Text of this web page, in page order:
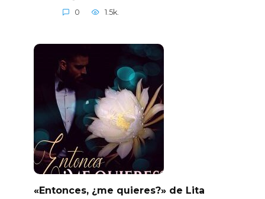
0 1.5k.
«Entonces, ¿me quieres?» de Lita